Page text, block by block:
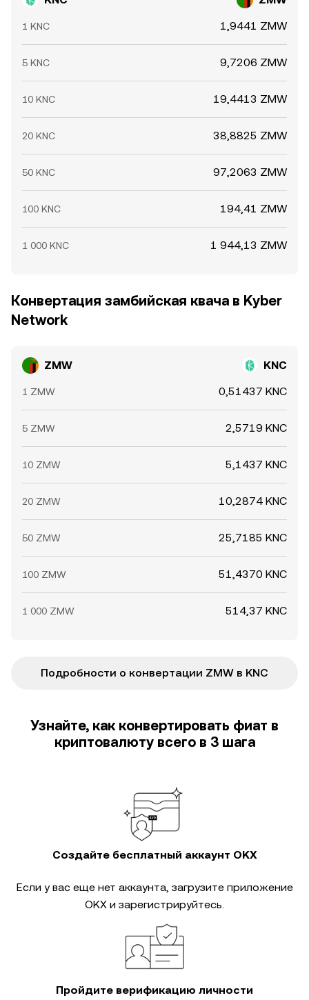
KNC/ZMW conversion rate поверх фундаментальных
драйверов.
1 KNC 1,9441 ZMW
5 KNC 9,7206 ZMW
10 KNC 19,4413 ZMW
20 KNC 38,8825 ZMW
50 KNC 97,2063 ZMW
100 KNC 194,41 ZMW
1 000 KNC 1 944,13 ZMW
Конвертация замбийская квача в Kyber
Network
ZMW KNC
1 ZMW 0,51437 KNC
5 ZMW 2,5719 KNC
10 ZMW 5,1437 KNC
20 ZMW 10,2874 KNC
50 ZMW 25,7185 KNC
100 ZMW 51,4370 KNC
1 000 ZMW 514,37 KNC
Подробности о конвертации ZMW в KNC
Узнайте, как конвертировать фиат в
криптовалюту всего в 3 шага
Создайте бесплатный аккаунт OKX
Если у вас еще нет аккаунта, загрузите приложение
OKX и зарегистрируйтесь.
Пройдите верификацию личности